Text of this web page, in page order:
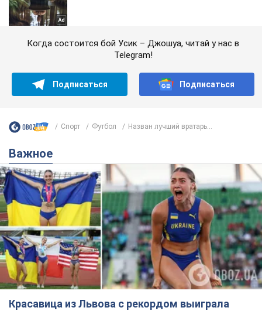
Когда состоится бой Усик – Джошуа, читай у нас в
Telegram!
Подписаться Подписаться
Спорт Футбол Назван лучший вратарь...
Важное
Красавица из Львова с рекордом выиграла